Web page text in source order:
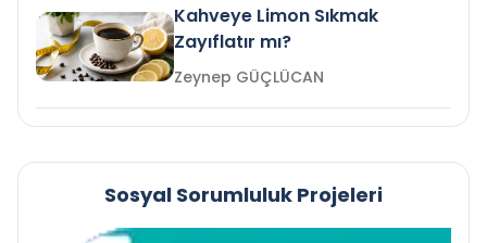
Kahveye Limon Sıkmak
Zayıflatır mı?
Zeynep GÜÇLÜCAN
Sosyal Sorumluluk Projeleri